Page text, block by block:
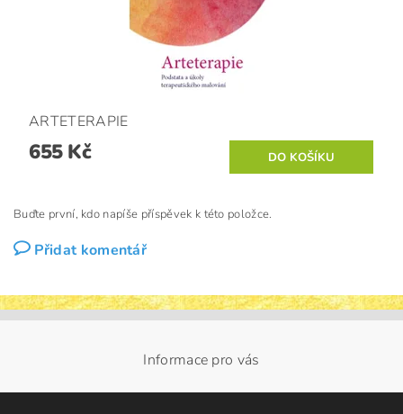
ARTETERAPIE
655 Kč
Buďte první, kdo napíše příspěvek k této položce.
Přidat komentář
Informace pro vás